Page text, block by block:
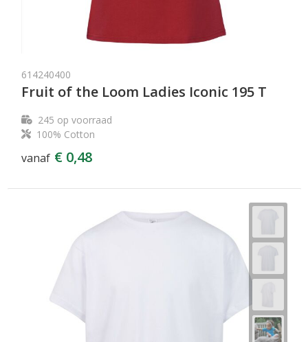
614240400
Fruit of the Loom Ladies Iconic 195 T
245 op voorraad
100% Cotton
vanaf € 0,48